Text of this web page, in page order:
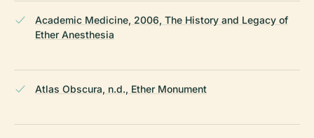
Academic Medicine, 2006, The History and Legacy of
Ether Anesthesia
Atlas Obscura, n.d., Ether Monument